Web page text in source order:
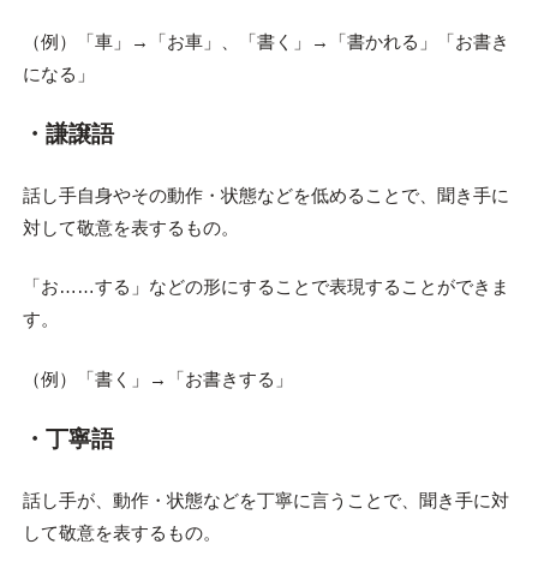
（例）「車」→「お車」、「書く」→「書かれる」「お書き
になる」
・謙譲語
話し手自身やその動作・状態などを低めることで、聞き手に
対して敬意を表するもの。
「お……する」などの形にすることで表現することができま
す。
（例）「書く」→「お書きする」
・丁寧語
話し手が、動作・状態などを丁寧に言うことで、聞き手に対
して敬意を表するもの。